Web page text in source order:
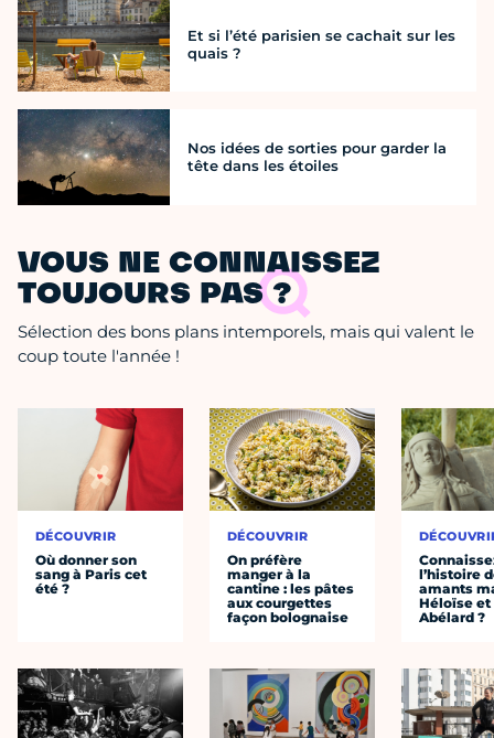
Et si l’été parisien se cachait sur les
quais ?
Nos idées de sorties pour garder la
tête dans les étoiles
VOUS NE CONNAISSEZ
TOUJOURS PAS ?
Sélection des bons plans intemporels, mais qui valent le
coup toute l'année !
DÉCOUVRIR
Où donner son
sang à Paris cet
été ?
DÉCOUVRIR
On préfère
manger à la
cantine : les pâtes
aux courgettes
façon bolognaise
l’histoire
amants
Héloïse et
Abélard ?